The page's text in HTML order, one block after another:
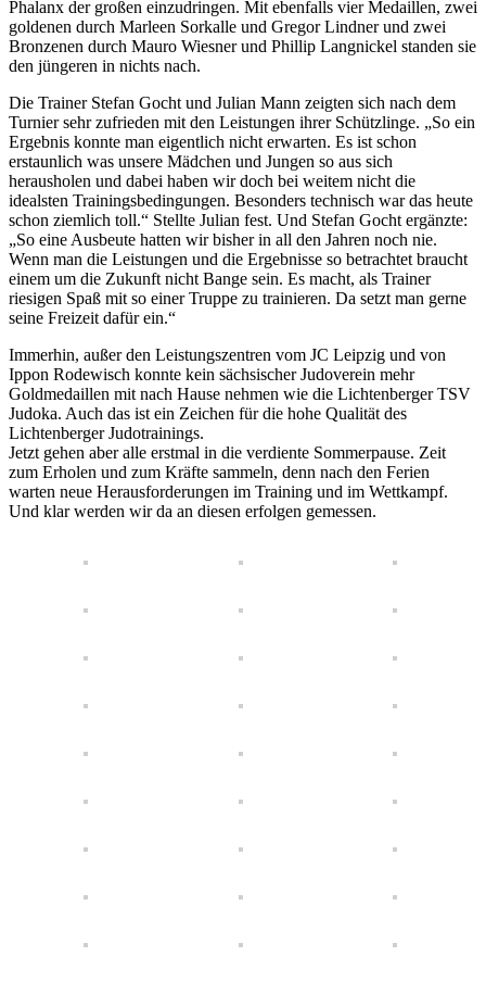
Phalanx der großen einzudringen. Mit ebenfalls vier Medaillen, zwei
goldenen durch Marleen Sorkalle und Gregor Lindner und zwei
Bronzenen durch Mauro Wiesner und Phillip Langnickel standen sie
den jüngeren in nichts nach.
Die Trainer Stefan Gocht und Julian Mann zeigten sich nach dem
Turnier sehr zufrieden mit den Leistungen ihrer Schützlinge. „So ein
Ergebnis konnte man eigentlich nicht erwarten. Es ist schon
erstaunlich was unsere Mädchen und Jungen so aus sich
herausholen und dabei haben wir doch bei weitem nicht die
idealsten Trainingsbedingungen. Besonders technisch war das heute
schon ziemlich toll.“ Stellte Julian fest. Und Stefan Gocht ergänzte:
„So eine Ausbeute hatten wir bisher in all den Jahren noch nie.
Wenn man die Leistungen und die Ergebnisse so betrachtet braucht
einem um die Zukunft nicht Bange sein. Es macht, als Trainer
riesigen Spaß mit so einer Truppe zu trainieren. Da setzt man gerne
seine Freizeit dafür ein.“
Immerhin, außer den Leistungszentren vom JC Leipzig und von
Ippon Rodewisch konnte kein sächsischer Judoverein mehr
Goldmedaillen mit nach Hause nehmen wie die Lichtenberger TSV
Judoka. Auch das ist ein Zeichen für die hohe Qualität des
Lichtenberger Judotrainings.
Jetzt gehen aber alle erstmal in die verdiente Sommerpause. Zeit
zum Erholen und zum Kräfte sammeln, denn nach den Ferien
warten neue Herausforderungen im Training und im Wettkampf.
Und klar werden wir da an diesen erfolgen gemessen.